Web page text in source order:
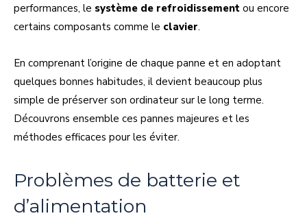
performances, le système de refroidissement ou encore
certains composants comme le clavier.
En comprenant l’origine de chaque panne et en adoptant
quelques bonnes habitudes, il devient beaucoup plus
simple de préserver son ordinateur sur le long terme.
Découvrons ensemble ces pannes majeures et les
méthodes efficaces pour les éviter.
Problèmes de batterie et
d’alimentation